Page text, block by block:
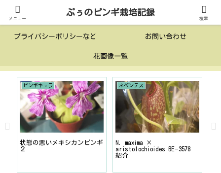
投稿一覧 このサイトについて
プライバシーポリシーなど お問い合わせ
花画像一覧
ピンギキュラ
状態の悪いメキシカンピンギ
２
ネペンテス
N. maxima ×
aristolochioides BE−3578
紹介
メニュー
ぷぅのピンギ栽培記録
検索